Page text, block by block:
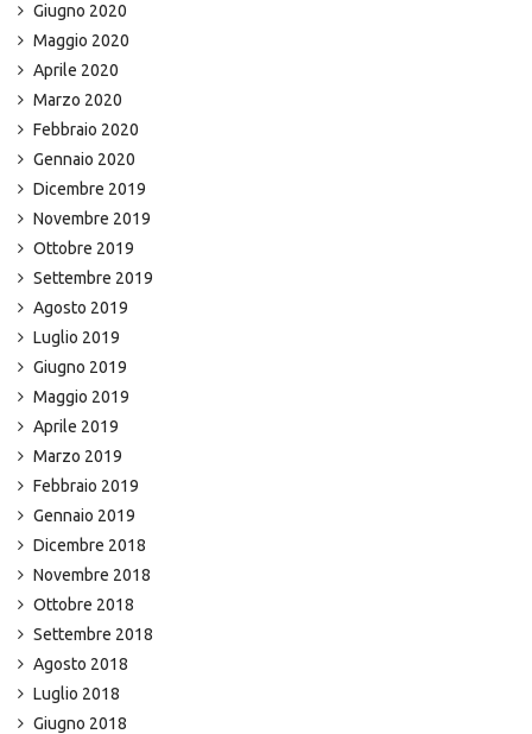
Giugno 2020
Maggio 2020
Aprile 2020
Marzo 2020
Febbraio 2020
Gennaio 2020
Dicembre 2019
Novembre 2019
Ottobre 2019
Settembre 2019
Agosto 2019
Luglio 2019
Giugno 2019
Maggio 2019
Aprile 2019
Marzo 2019
Febbraio 2019
Gennaio 2019
Dicembre 2018
Novembre 2018
Ottobre 2018
Settembre 2018
Agosto 2018
Luglio 2018
Giugno 2018